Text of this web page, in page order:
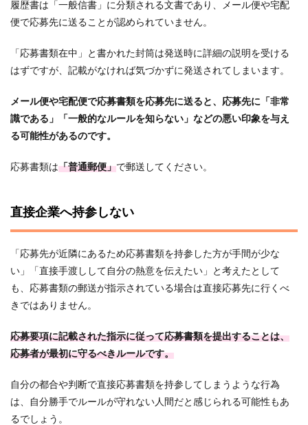
履歴書は「一般信書」に分類される文書であり、メール便や宅配
便で応募先に送ることが認められていません。
「応募書類在中」と書かれた封筒は発送時に詳細の説明を受ける
はずですが、記載がなければ気づかずに発送されてしまいます。
メール便や宅配便で応募書類を応募先に送ると、応募先に「非常
識である」「一般的なルールを知らない」などの悪い印象を与え
る可能性があるのです。
応募書類は「普通郵便」で郵送してください。
直接企業へ持参しない
「応募先が近隣にあるため応募書類を持参した方が手間が少な
い」「直接手渡しして自分の熱意を伝えたい」と考えたとして
も、応募書類の郵送が指示されている場合は直接応募先に行くべ
きではありません。
応募要項に記載された指示に従って応募書類を提出することは、
応募者が最初に守るべきルールです。
自分の都合や判断で直接応募書類を持参してしまうような行為
は、自分勝手でルールが守れない人間だと感じられる可能性もあ
るでしょう。